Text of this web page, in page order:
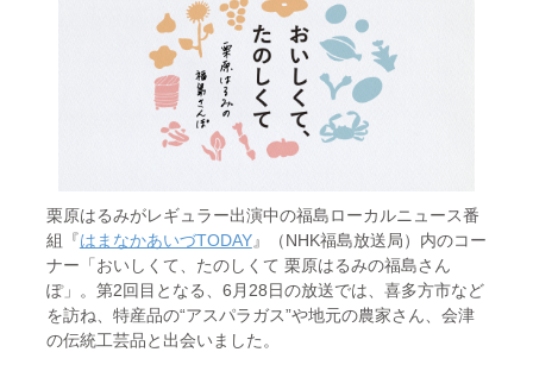
栗原はるみがレギュラー出演中の福島ローカルニュース番
組『はまなかあいづTODAY』（NHK福島放送局）内のコー
ナー「おいしくて、たのしくて 栗原はるみの福島さん
ぽ」。第2回目となる、6月28日の放送では、喜多方市など
を訪ね、特産品の“アスパラガス”や地元の農家さん、会津
の伝統工芸品と出会いました。